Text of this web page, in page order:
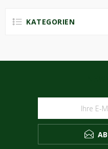
KATEGORIEN